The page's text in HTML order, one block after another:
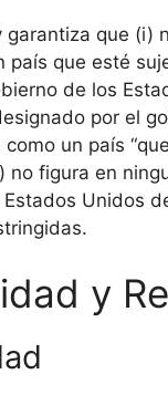
que (i)
país que esté
de los
por el
un país
no figura en
Unidos
y